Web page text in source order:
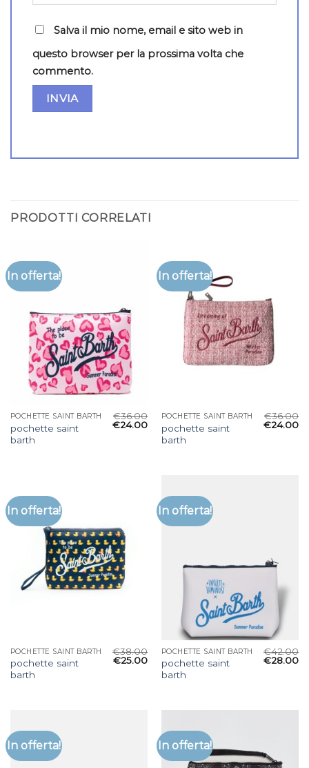
Salva il mio nome, email e sito web in
questo browser per la prossima volta che
commento.
PRODOTTI CORRELATI
In offerta!
POCHETTE SAINT BARTH
pochette saint
barth
€36.00
€24.00
In offerta!
POCHETTE SAINT BARTH
pochette saint
barth
€36.00
€24.00
In offerta!
POCHETTE SAINT BARTH
pochette saint
barth
€38.00
€25.00
In offerta!
POCHETTE SAINT BARTH
pochette saint
barth
€42.00
€28.00
In offerta! In offerta!